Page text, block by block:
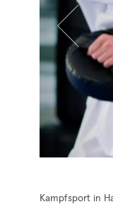
Kampfsport in